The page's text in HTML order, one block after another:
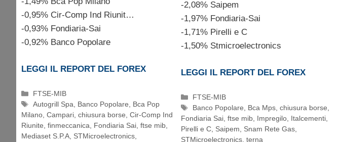
-0,95% Cir-Comp Ind Riunit…
-0,93% Fondiaria-Sai
-0,92% Banco Popolare
LEGGI IL REPORT DEL FOREX
Categorie
FTSE-MIB
Tag
Autogrill Spa Banco Popolare
Bca Pop
Milano Campari chiusura borse Cir-Comp Ind
Riunite finmeccanica Fondiaria Sai ftse mib
Mediaset S.P.A STMicroelectronics
-2,08% Saipem
-1,97% Fondiaria-Sai
-1,71% Pirelli e C
-1,50% Stmicroelectronics
LEGGI IL REPORT DEL FOREX
Categorie
FTSE-MIB
Tag
Banco Popolare Bca Mps ,chiusura borse
Fondiaria Sai, ftse mib, Impregilo, Italcementi,
Pirelli e C, Saipem Snam Rete Gas,
STMicroelectronics, terna